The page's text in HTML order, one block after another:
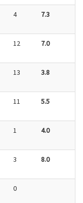
4 7.3
12 7.0
13 3.8
11 5.5
1 4.0
3 8.0
0